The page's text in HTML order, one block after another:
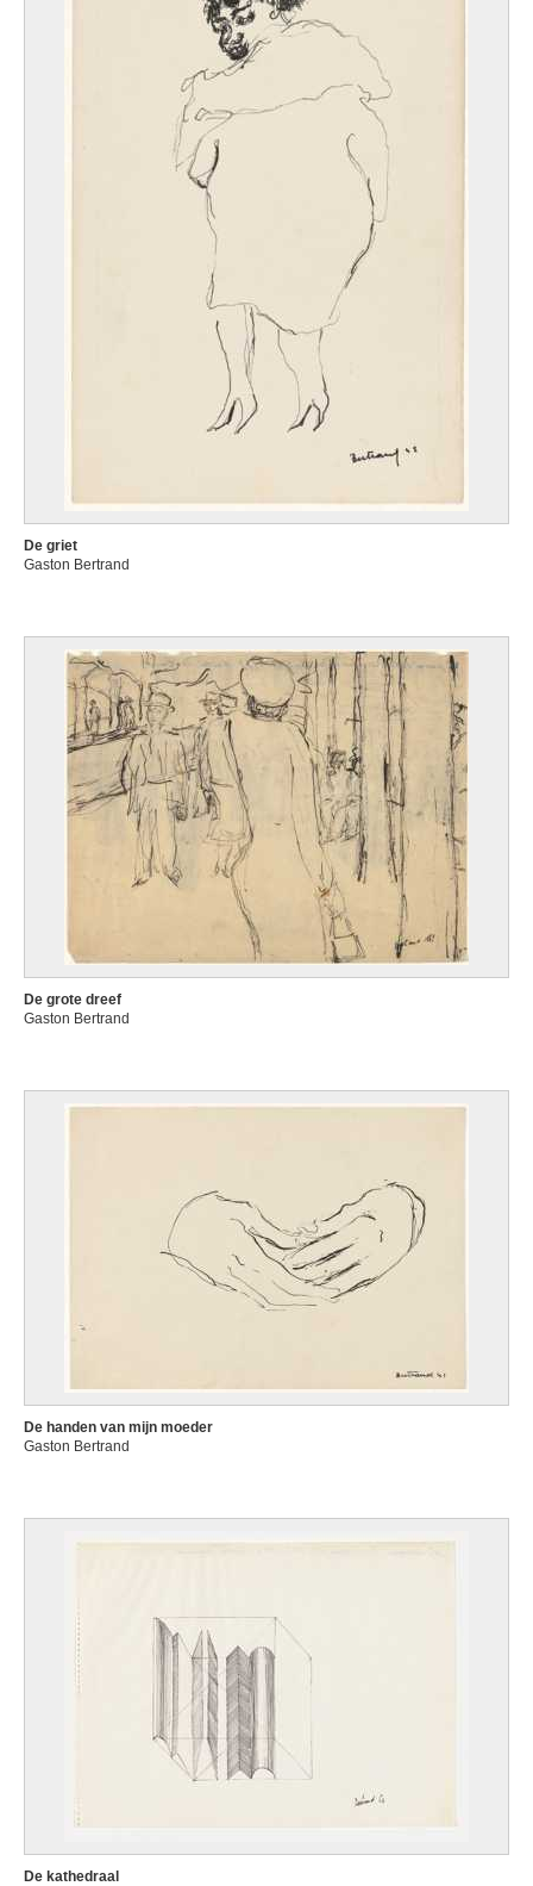
De griet
Gaston Bertrand
De grote dreef
Gaston Bertrand
De handen van mijn moeder
Gaston Bertrand
De kathedraal